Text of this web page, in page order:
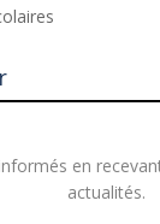
en
actualités.